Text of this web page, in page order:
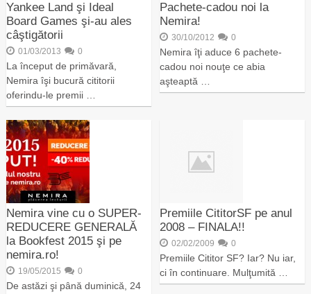
Yankee Land şi Ideal
Board Games şi-au ales
câştigătorii
01/03/2013 0
La început de primăvară,
Nemira îşi bucură cititorii
oferindu-le premii …
Pachete-cadou noi la
Nemira!
30/10/2012 0
Nemira îţi aduce 6 pachete-
cadou noi nouţe ce abia
aşteaptă …
Nemira vine cu o SUPER-
REDUCERE GENERALĂ
la Bookfest 2015 şi pe
nemira.ro!
19/05/2015 0
De astăzi şi până duminică, 24
Premiile CititorSF pe anul
2008 – FINALA!!
02/02/2009 0
Premiile Cititor SF? Iar? Nu iar,
ci în continuare. Mulţumită …